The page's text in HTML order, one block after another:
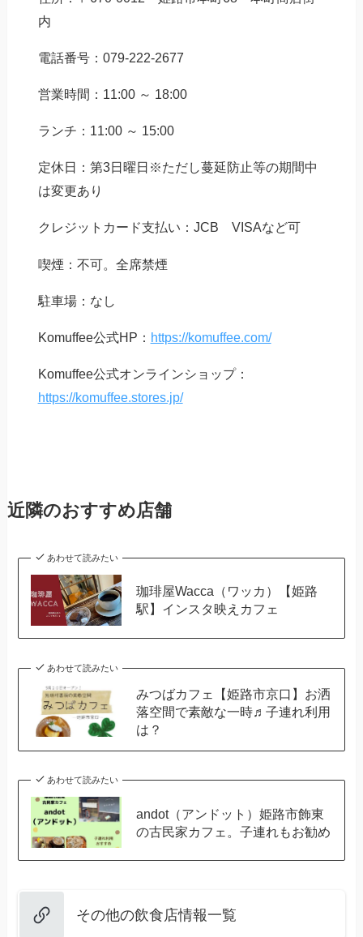
内
電話番号：079-222-2677
営業時間：11:00 ～ 18:00
ランチ：11:00 ～ 15:00
定休日：第3日曜日※ただし蔓延防止等の期間中
は変更あり
クレジットカード支払い：JCB VISAなど可
喫煙：不可。全席禁煙
駐車場：なし
Komuffee公式HP： https://komuffee.com/
Komuffee公式オンラインショップ：
https://komuffee.stores.jp/
近隣のおすすめ店舗
あわせて読みたい
珈琲屋Wacca（ワッカ）【姫路
駅】インスタ映えカフェ
あわせて読みたい
みつばカフェ【姫路市京口】お洒
落空間で素敵な一時♬子連れ利用
は？
あわせて読みたい
andot（アンドット）姫路市飾東
の古民家カフェ。子連れもお勧め
その他の飲食店情報一覧